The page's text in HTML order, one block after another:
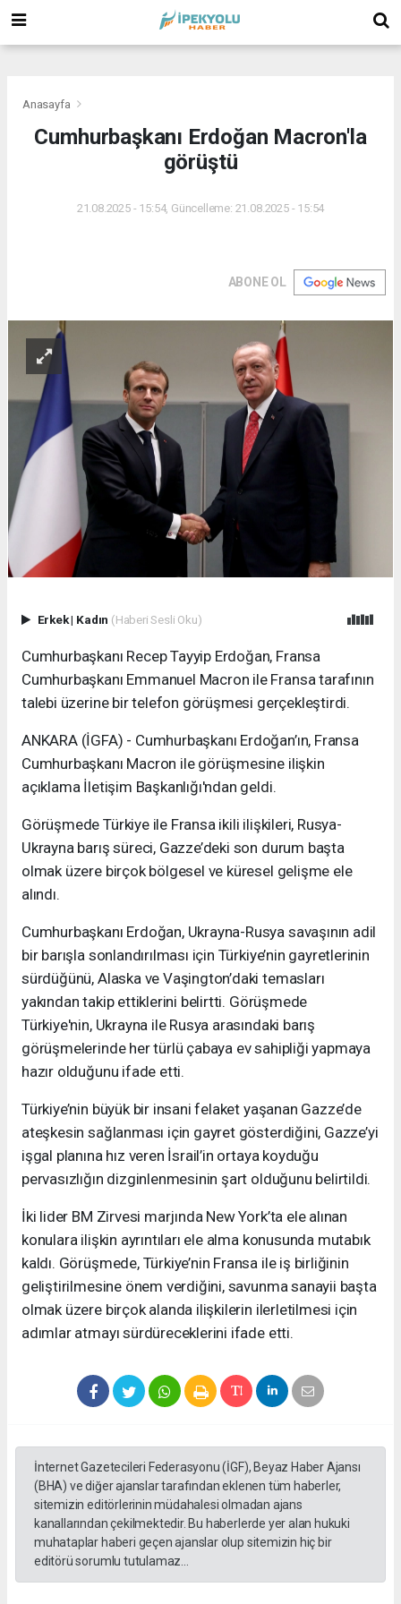
Anasayfa
Cumhurbaşkanı Erdoğan Macron'la
görüştü
21.08.2025 - 15:54, Güncelleme: 21.08.2025 - 15:54
ABONE OL
Erkek| Kadın (Haberi Sesli Oku)
Cumhurbaşkanı Recep Tayyip Erdoğan, Fransa
Cumhurbaşkanı Emmanuel Macron ile Fransa tarafının
talebi üzerine bir telefon görüşmesi gerçekleştirdi.
ANKARA (İGFA) - Cumhurbaşkanı Erdoğan’ın, Fransa
Cumhurbaşkanı Macron ile görüşmesine ilişkin
açıklama İletişim Başkanlığı'ndan geldi.
Görüşmede Türkiye ile Fransa ikili ilişkileri, Rusya-
Ukrayna barış süreci, Gazze’deki son durum başta
olmak üzere birçok bölgesel ve küresel gelişme ele
alındı.
Cumhurbaşkanı Erdoğan, Ukrayna-Rusya savaşının adil
bir barışla sonlandırılması için Türkiye’nin gayretlerinin
sürdüğünü, Alaska ve Vaşington’daki temasları
yakından takip ettiklerini belirtti. Görüşmede
Türkiye'nin, Ukrayna ile Rusya arasındaki barış
görüşmelerinde her türlü çabaya ev sahipliği yapmaya
hazır olduğunu ifade etti.
Türkiye’nin büyük bir insani felaket yaşanan Gazze’de
ateşkesin sağlanması için gayret gösterdiğini, Gazze’yi
işgal planına hız veren İsrail’in ortaya koyduğu
pervasızlığın dizginlenmesinin şart olduğunu belirtildi.
İki lider BM Zirvesi marjında New York’ta ele alınan
konulara ilişkin ayrıntıları ele alma konusunda mutabık
kaldı. Görüşmede, Türkiye’nin Fransa ile iş birliğinin
geliştirilmesine önem verdiğini, savunma sanayii başta
olmak üzere birçok alanda ilişkilerin ilerletilmesi için
adımlar atmayı sürdüreceklerini ifade etti.
İnternet Gazetecileri Federasyonu (İGF), Beyaz Haber Ajansı
(BHA) ve diğer ajanslar tarafından eklenen tüm haberler,
sitemizin editörlerinin müdahalesi olmadan ajans
kanallarından çekilmektedir. Bu haberlerde yer alan hukuki
muhataplar haberi geçen ajanslar olup sitemizin hiç bir
editörü sorumlu tutulamaz...